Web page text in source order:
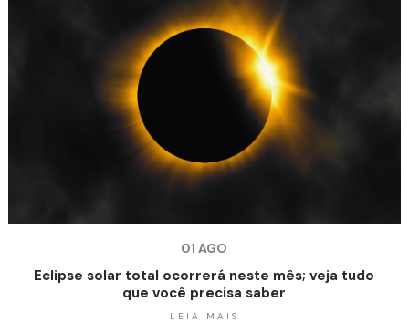
01 AGO
Eclipse solar total ocorrerá neste mês; veja tudo
que você precisa saber
LEIA MAIS